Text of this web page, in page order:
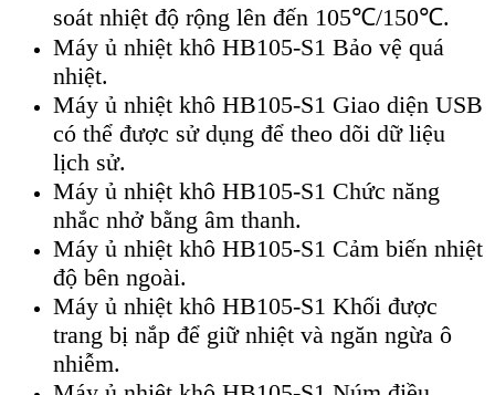
soát nhiệt độ rộng lên đến 105℃/150℃.
Máy ủ nhiệt khô HB105-S1 Bảo vệ quá
nhiệt.
Máy ủ nhiệt khô HB105-S1 Giao diện USB
có thể được sử dụng để theo dõi dữ liệu
lịch sử.
Máy ủ nhiệt khô HB105-S1 Chức năng
nhắc nhở bằng âm thanh.
Máy ủ nhiệt khô HB105-S1 Cảm biến nhiệt
độ bên ngoài.
Máy ủ nhiệt khô HB105-S1 Khối được
trang bị nắp để giữ nhiệt và ngăn ngừa ô
nhiễm.